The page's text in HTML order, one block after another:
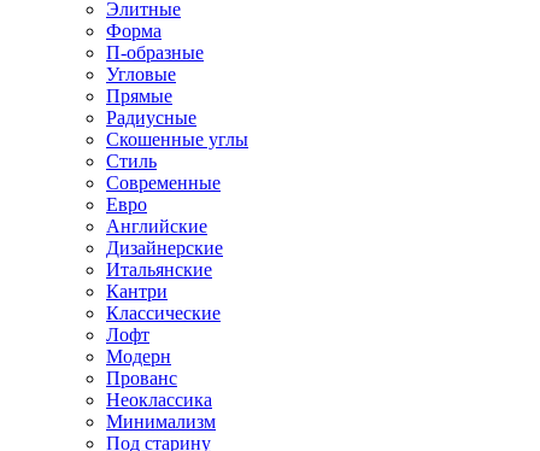
Элитные
Форма
П-образные
Угловые
Прямые
Радиусные
Скошенные углы
Стиль
Современные
Евро
Английские
Дизайнерские
Итальянские
Кантри
Классические
Лофт
Модерн
Прованс
Неоклассика
Минимализм
Под старину